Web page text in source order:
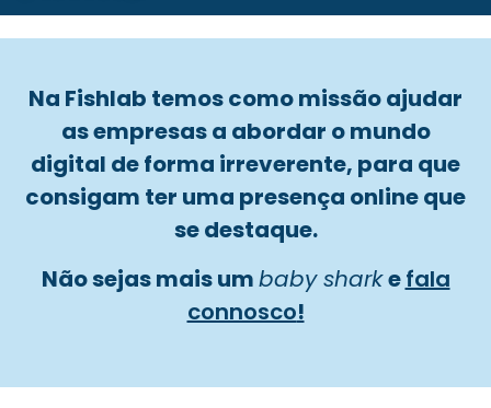
Na Fishlab temos como missão ajudar
as empresas a abordar o mundo
digital de forma irreverente, para que
consigam ter uma presença onlineque
se destaque.
Não sejas mais umbaby sharkefala
connosco!